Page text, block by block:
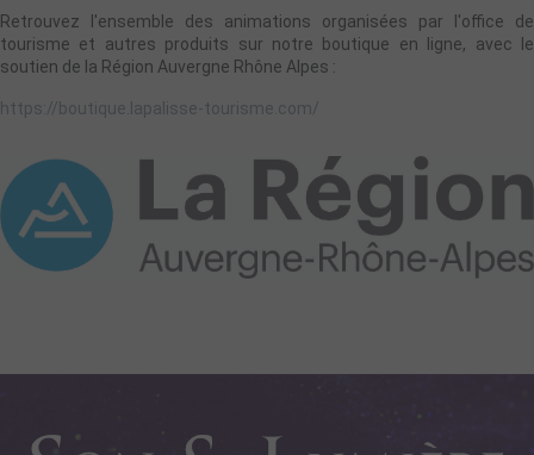
Retrouvez l'ensemble des animations organisées par l'office de
tourisme et autres produits sur notre boutique en ligne, avec le
soutien de la Région Auvergne Rhône Alpes :
https://boutique.lapalisse-tourisme.com/